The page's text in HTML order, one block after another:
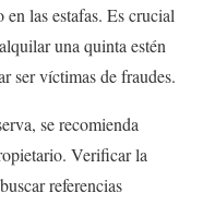
las estafas. Es crucial
una quinta estén
ser víctimas de fraudes.
se recomienda
Verificar la
referencias